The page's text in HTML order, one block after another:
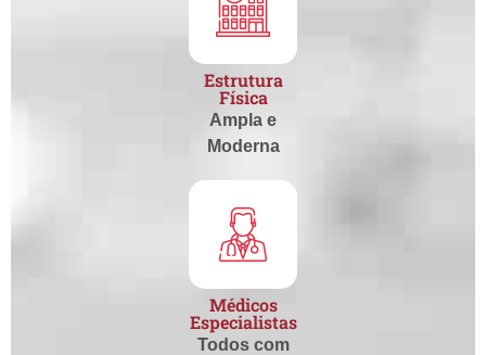
Estrutura
Física
Ampla e
Moderna
Médicos
Especialistas
Todos com